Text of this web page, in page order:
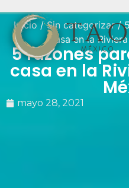
Inicio /Sin categorizar/ 5
casa en la
5 razones
casa en la
mayo 28, 2021